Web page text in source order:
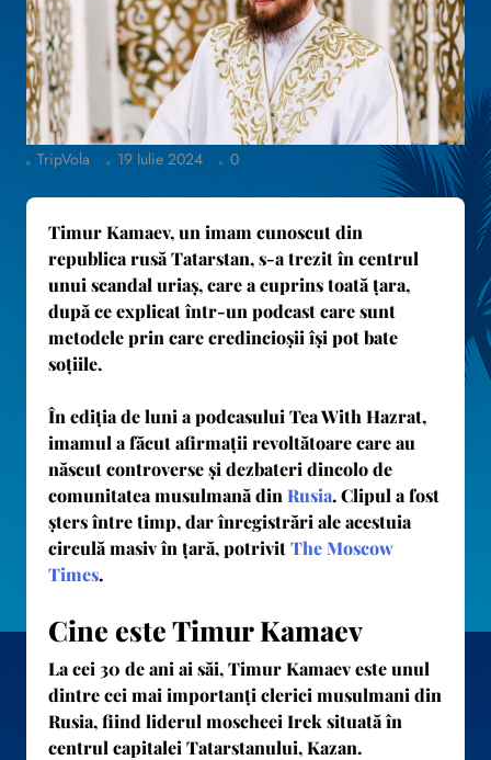
TripVola 19 Iulie 2024 0
Timur Kamaev, un imam cunoscut din
republica rusă Tatarstan, s-a trezit în centrul
unui scandal uriaș, care a cuprins toată țara,
după ce explicat într-un podcast care sunt
metodele prin care credincioșii își pot bate
soțiile.
În ediția de luni a podcasului Tea With Hazrat,
imamul a făcut afirmații revoltătoare care au
născut controverse și dezbateri dincolo de
comunitatea musulmană din Rusia. Clipul a fost
șters între timp, dar înregistrări ale acestuia
circulă masiv în țară, potrivitThe Moscow
Times.
Cine este Timur Kamaev
La cei 30 de ani ai săi, Timur Kamaev este unul
dintre cei mai importanți clerici musulmani din
Rusia, fiind liderul moscheei Irek situată în
centrul capitalei Tatarstanului, Kazan.